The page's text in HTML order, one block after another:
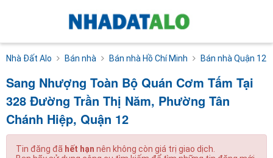
Nhà Đất Alo Bán nhà Bán nhà Hồ Chí Minh Bán nhà Quận 12
Sang Nhượng Toàn Bộ Quán Cơm Tấm Tại
328 Đường Trần Thị Năm, Phường Tân
Chánh Hiệp, Quận 12
Tin đăng đã hết hạn nên không còn giá trị giao dịch.